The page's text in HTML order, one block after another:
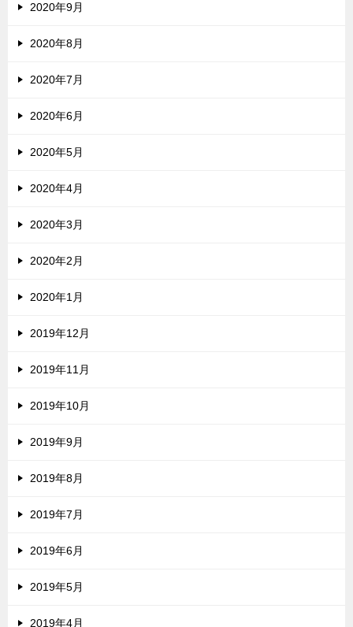
2020年9月
2020年8月
2020年7月
2020年6月
2020年5月
2020年4月
2020年3月
2020年2月
2020年1月
2019年12月
2019年11月
2019年10月
2019年9月
2019年8月
2019年7月
2019年6月
2019年5月
2019年4月